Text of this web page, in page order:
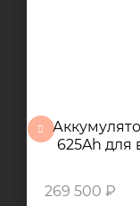
625Ah для
269 500 ₽